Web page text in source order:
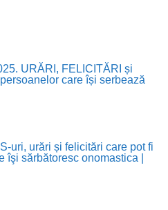
URĂRI, FELICITĂRI și
care își serbează
uri, urări și felicitări care pot fi
sărbătoresc onomastica |